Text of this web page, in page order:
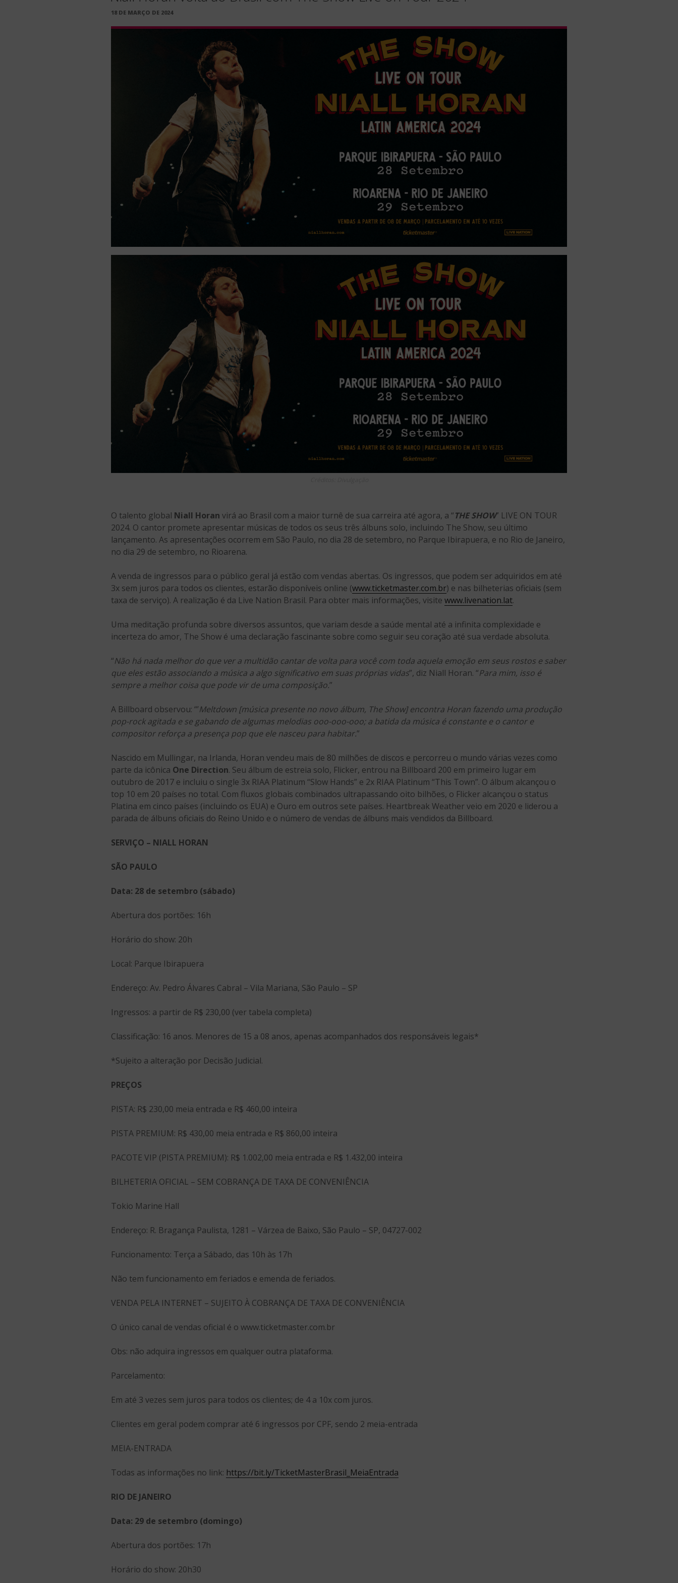
PUBLICADO
18 DE MARÇO DE 2024
O talento global Niall Horan virá ao Brasil com a maior turnê de sua carreira até agora, a “THE SHOW” LIVE ON TOUR
2024. O cantor promete apresentar músicas de todos os seus três álbuns solo, incluindo The Show, seu último
lançamento. As apresentações ocorrem em São Paulo, no dia 28 de setembro, no Parque Ibirapuera, e no Rio de Janeiro,
no dia 29 de setembro, no Rioarena.
A venda de ingressos para o público geral já estão com vendas abertas. Os ingressos, que podem ser adquiridos em até
3x sem juros para todos os clientes, estarão disponíveis online (www.ticketmaster.com.br) e nas bilheterias oficiais (sem
taxa de serviço). A realização é da Live Nation Brasil. Para obter mais informações, visite www.livenation.lat.
Uma meditação profunda sobre diversos assuntos, que variam desde a saúde mental até a infinita complexidade e
incerteza do amor, The Show é uma declaração fascinante sobre como seguir seu coração até sua verdade absoluta.
“Não há nada melhor do que ver a multidão cantar de volta para você com toda aquela emoção em seus rostos e saber
que eles estão associando a música a algo significativo em suas próprias vidas”, diz Niall Horan. “Para mim, isso é
sempre a melhor coisa que pode vir de uma composição.”
A Billboard observou: “’Meltdown [música presente no novo álbum, The Show] encontra Horan fazendo uma produção
pop-rock agitada e se gabando de algumas melodias ooo-ooo-ooo; a batida da música é constante e o cantor e
compositor reforça a presença pop que ele nasceu para habitar.”
Nascido em Mullingar, na Irlanda, Horan vendeu mais de 80 milhões de discos e percorreu o mundo várias vezes como
parte da icônica One Direction. Seu álbum de estreia solo, Flicker, entrou na Billboard 200 em primeiro lugar em
outubro de 2017 e incluiu o single 3x RIAA Platinum “Slow Hands” e 2x RIAA Platinum “This Town”. O álbum alcançou o
top 10 em 20 países no total. Com fluxos globais combinados ultrapassando oito bilhões, o Flicker alcançou o status
Platina em cinco países (incluindo os EUA) e Ouro em outros sete países. Heartbreak Weather veio em 2020 e liderou a
parada de álbuns oficiais do Reino Unido e o número de vendas de álbuns mais vendidos da Billboard.
SERVIÇO – NIALL HORAN
SÃO PAULO
Data: 28 de setembro (sábado)
Abertura dos portões: 16h
Horário do show: 20h
Local: Parque Ibirapuera
Endereço: Av. Pedro Álvares Cabral – Vila Mariana, São Paulo – SP
Ingressos: a partir de R$ 230,00 (ver tabela completa)
Classificação: 16 anos. Menores de 15 a 08 anos, apenas acompanhados dos responsáveis legais*
*Sujeito a alteração por Decisão Judicial.
PREÇOS
PISTA: R$ 230,00 meia entrada e R$ 460,00 inteira
PISTA PREMIUM: R$ 430,00 meia entrada e R$ 860,00 inteira
PACOTE VIP (PISTA PREMIUM): R$ 1.002,00 meia entrada e R$ 1.432,00 inteira
BILHETERIA OFICIAL – SEM COBRANÇA DE TAXA DE CONVENIÊNCIA
Tokio Marine Hall
Endereço: R. Bragança Paulista, 1281 – Várzea de Baixo, São Paulo – SP, 04727-002
Funcionamento: Terça a Sábado, das 10h às 17h
Não tem funcionamento em feriados e emenda de feriados.
VENDA PELA INTERNET – SUJEITO À COBRANÇA DE TAXA DE CONVENIÊNCIA
O único canal de vendas oficial é o www.ticketmaster.com.br
Obs: não adquira ingressos em qualquer outra plataforma.
Parcelamento:
Em até 3 vezes sem juros para todos os clientes; de 4 a 10x com juros.
Clientes em geral podem comprar até 6 ingressos por CPF, sendo 2 meia-entrada
MEIA-ENTRADA
Todas as informações no link: https://bit.ly/TicketMasterBrasil_MeiaEntrada
RIO DE JANEIRO
Data: 29 de setembro (domingo)
Abertura dos portões: 17h
Horário do show: 20h30